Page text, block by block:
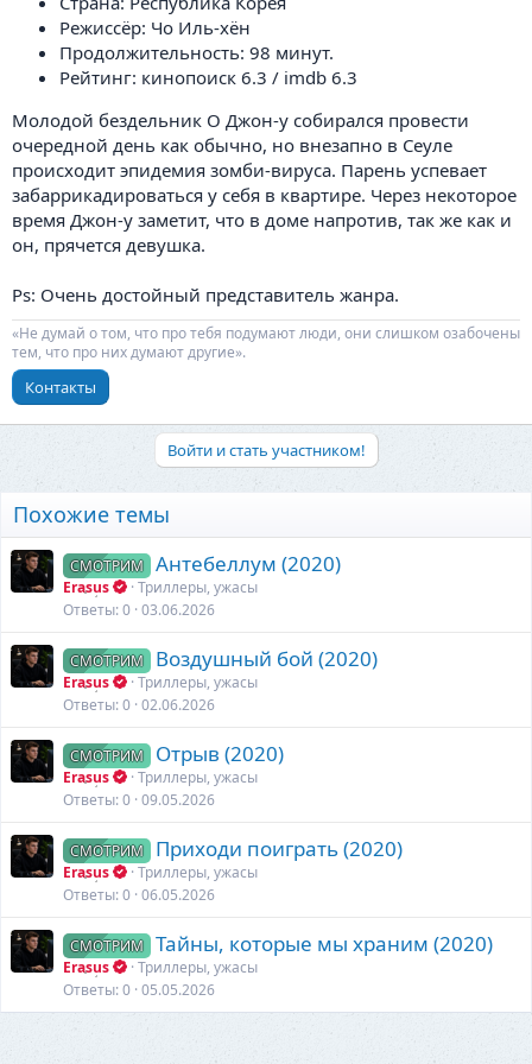
Режиссёр: Чо Иль-хён
Продолжительность: 98 минут.
Рейтинг: кинопоиск 6.3 / imdb 6.3
Молодой бездельник О Джон-у собирался провести
очередной день как обычно, но внезапно в Сеуле
происходит эпидемия зомби-вируса. Парень успевает
забаррикадироваться у себя в квартире. Через некоторое
время Джон-у заметит, что в доме напротив, так же как и
он, прячется девушка.
Ps: Очень достойный представитель жанра.
«Не думай о том, что про тебя подумают люди, они слишком озабочены
тем, что про них думают другие».
Контакты
Войти и стать участником!
Похожие темы
СМОТРИМ Антебеллум (2020)
Erasus
Триллеры, ужасы
Ответы 0 03.06.2026
СМОТРИМ Воздушный бой (2020)
Erasus
Триллеры, ужасы
Ответы 0 02.06.2026
СМОТРИМ Отрыв (2020)
Erasus
Триллеры, ужасы
Ответы 0 09.05.2026
СМОТРИМ Приходи поиграть (2020)
Erasus
Триллеры, ужасы
Ответы 0 06.05.2026
СМОТРИМ Тайны, которые мы храним (2020)
Erasus
Триллеры, ужасы
Ответы 0 05.05.2026